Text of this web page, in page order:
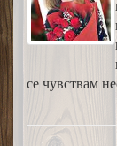
се чувствам